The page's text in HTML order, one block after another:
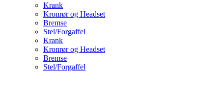
Krank
Kronrør og Headset
Bremse
Stel/Forgaffel
Krank
Kronrør og Headset
Bremse
Stel/Forgaffel